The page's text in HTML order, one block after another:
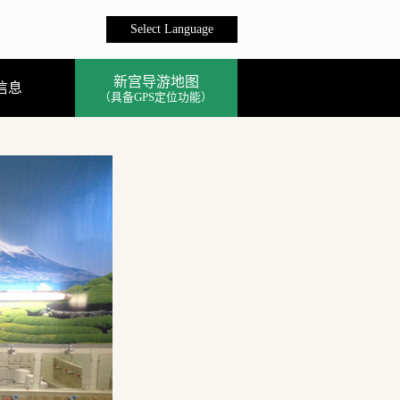
Select Language
息 新宫导游地图
（具备GPS定位功能）